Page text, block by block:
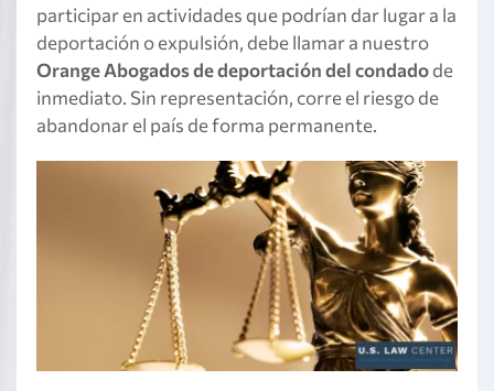
participar en actividades que podrían dar lugar a la
deportación o expulsión, debe llamar a nuestro
Orange Abogados de deportación del condadode
inmediato. Sin representación, corre el riesgo de
abandonar el país de forma permanente.